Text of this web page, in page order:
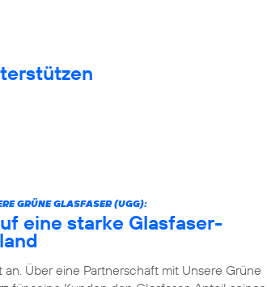
GRÜNE GLASFASER (UGG):
eine starke Glasfaser-
Über eine Partnerschaft mit Unsere Grüne